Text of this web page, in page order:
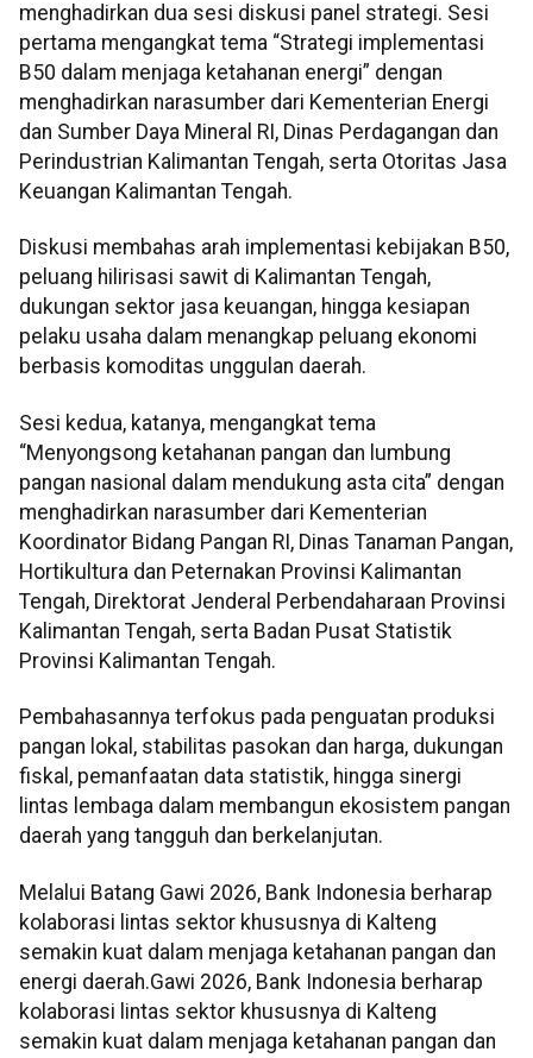
menghadirkan dua sesi diskusi panel strategi. Sesi
pertama mengangkat tema “Strategi implementasi
B50 dalam menjaga ketahanan energi” dengan
menghadirkan narasumber dari Kementerian Energi
dan Sumber Daya Mineral RI, Dinas Perdagangan dan
Perindustrian Kalimantan Tengah, serta Otoritas Jasa
Keuangan Kalimantan Tengah.
Diskusi membahas arah implementasi kebijakan B50,
peluang hilirisasi sawit di Kalimantan Tengah,
dukungan sektor jasa keuangan, hingga kesiapan
pelaku usaha dalam menangkap peluang ekonomi
berbasis komoditas unggulan daerah.
Sesi kedua, katanya, mengangkat tema
“Menyongsong ketahanan pangan dan lumbung
pangan nasional dalam mendukung asta cita” dengan
menghadirkan narasumber dari Kementerian
Koordinator Bidang Pangan RI, Dinas Tanaman Pangan,
Hortikultura dan Peternakan Provinsi Kalimantan
Tengah, Direktorat Jenderal Perbendaharaan Provinsi
Kalimantan Tengah, serta Badan Pusat Statistik
Provinsi Kalimantan Tengah.
Pembahasannya terfokus pada penguatan produksi
pangan lokal, stabilitas pasokan dan harga, dukungan
fiskal, pemanfaatan data statistik, hingga sinergi
lintas lembaga dalam membangun ekosistem pangan
daerah yang tangguh dan berkelanjutan.
Melalui Batang Gawi 2026, Bank Indonesia berharap
kolaborasi lintas sektor khususnya di Kalteng
semakin kuat dalam menjaga ketahanan pangan dan
energi daerah.Gawi 2026, Bank Indonesia berharap
kolaborasi lintas sektor khususnya di Kalteng
semakin kuat dalam menjaga ketahanan pangan dan